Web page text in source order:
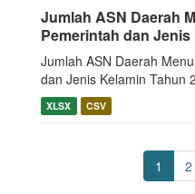
Jumlah ASN Daerah
Pemerintah dan
Jumlah ASN Daerah
dan Jenis Kelamin Tahun
XLSX CSV
1 2